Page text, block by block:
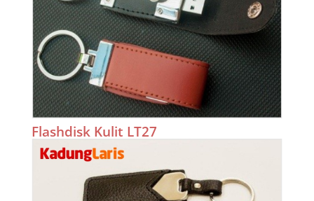
Flashdisk Kulit LT27